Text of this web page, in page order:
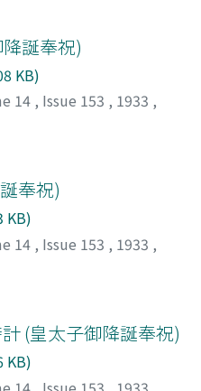
誕奉祝)
KB)
14 , Issue 153 , 1933 ,
奉祝)
KB)
14 , Issue 153 , 1933 ,
(皇太子御降誕奉祝)
KB)